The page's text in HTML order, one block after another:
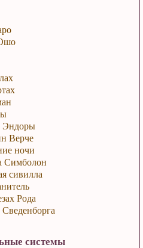
Эндоры
Верче
ночи
Симболон
сивилла
Рода
системы